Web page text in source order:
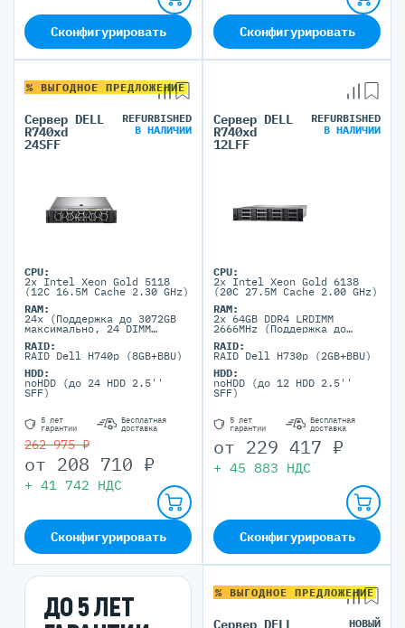
Сконфигурировать Сконфигурировать
% ВЫГОДНОЕ ПРЕДЛОЖЕНИЕ
Сервер DELL
R740xd
24SFF
REFURBISHED
В НАЛИЧИИ
CPU:
2x Intel Xeon Gold 5118
(12C 16.5M Cache 2.30 GHz)
RAM:
24x (Поддержка до 3072GB
максимально, 24 DIMM
RAID:
RAID Dell H740p (8GB+BBU)
HDD:
noHDD (до 24 HDD 2.5''
SFF)
5 лет
гарантии
Бесплатная
доставка
262 975 ₽
от 208 710 ₽
+ 41 742 НДС
Сконфигурировать
Сервер DELL
R740xd
12LFF
REFURBISHED
В НАЛИЧИИ
CPU:
2x Intel Xeon Gold 6138
(20C 27.5M Cache 2.00 GHz)
RAM:
2x 64GB DDR4 LRDIMM
2666MHz (Поддержка до
DIMM портов)
RAID:
RAID Dell H730p (2GB+BBU)
HDD:
noHDD (до 12 HDD 2.5''
SFF)
5 лет
гарантии
Бесплатная
доставка
от 229 417 ₽
+ 45 883 НДС
Сконфигурировать
ДО 5 ЛЕТ
% ВЫГОДНОЕ ПРЕДЛОЖЕНИЕ
Сервер DELL НОВЫЙ